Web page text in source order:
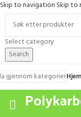
Skip to navigation Skip to
Select category
Search
gjennom kategorierHjem